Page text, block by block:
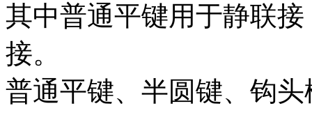
其中普通平键用于静联
接。
普通平键、半圆键、钩